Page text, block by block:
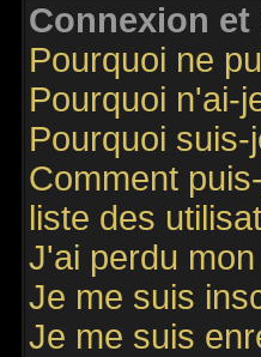
Connexion
Pourquoi ne
Pourquoi n'ai-
Pourquoi
Comment
liste des
J'ai perdu
Je me suis
Je me suis